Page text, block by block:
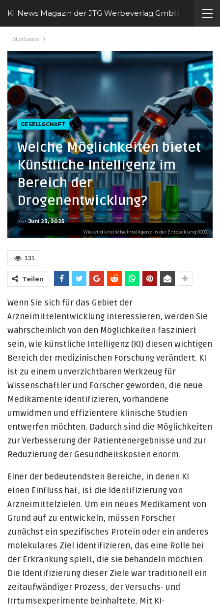
KI News Magazin der JTG Werbeverlag GmbH
Startseite
GESELLSCHAFT
Welche Möglichkeiten bietet
Künstliche Intelligenz im
Bereich der
Drogenentwicklung?
AmJuni 23, 2025
Wie wird knstliche Intelligenz in der Entdeckung 0002
131
Teilen
Wenn Sie sich für das Gebiet der
Arzneimittelentwicklung interessieren, werden Sie
wahrscheinlich von den Möglichkeiten fasziniert
sein, wie künstliche Intelligenz (KI) diesen wichtigen
Bereich der medizinischen Forschung verändert. KI
ist zu einem unverzichtbaren Werkzeug für
Wissenschaftler und Forscher geworden, die neue
Medikamente identifizieren, vorhandene
umwidmen und effizientere klinische Studien
entwerfen möchten. Dadurch sind die Möglichkeiten
zur Verbesserung der Patientenergebnisse und zur
Reduzierung der Gesundheitskosten enorm.
Einer der bedeutendsten Bereiche, in denen KI
einen Einfluss hat, ist die Identifizierung von
Arzneimittelzielen. Um ein neues Medikament von
Grund auf zu entwickeln, müssen Forscher
zunächst ein spezifisches Protein oder ein anderes
molekulares Ziel identifizieren, das eine Rolle bei
der Erkrankung spielt, die sie behandeln möchten.
Die Identifizierung dieser Ziele war traditionell ein
zeitaufwändiger Prozess, der Versuchs- und
Irrtumsexperimente beinhaltete. Mit KI-